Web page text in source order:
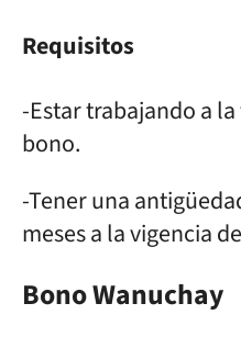
Requisitos
-Estar trabajando a
bono.
-Tener una
meses a la vigencia
Bono Wanuchay